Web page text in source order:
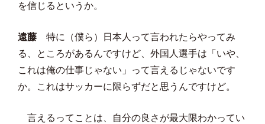
を信じるというか。
遠藤 特に（僕ら）日本人って言われたらやってみ
る、ところがあるんですけど、外国人選手は「いや、
これは俺の仕事じゃない」って言えるじゃないです
か。これはサッカーに限らずだと思うんですけど。
言えるってことは、自分の良さが最大限わかってい